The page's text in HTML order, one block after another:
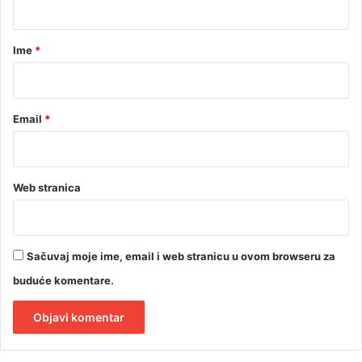
rIme *
Email *
Web stranica
Sačuvaj moje ime, email i web stranicu u ovom browseru za
buduće komentare.